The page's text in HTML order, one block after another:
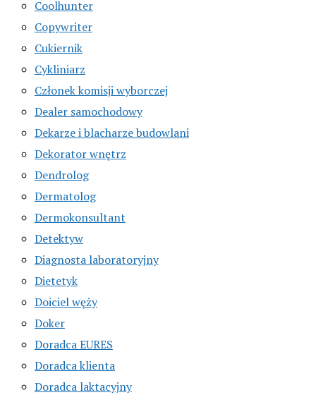
Coolhunter
Copywriter
Cukiernik
Cykliniarz
Członek komisji wyborczej
Dealer samochodowy
Dekarze i blacharze budowlani
Dekorator wnętrz
Dendrolog
Dermatolog
Dermokonsultant
Detektyw
Diagnosta laboratoryjny
Dietetyk
Doiciel węży
Doker
Doradca EURES
Doradca klienta
Doradca laktacyjny